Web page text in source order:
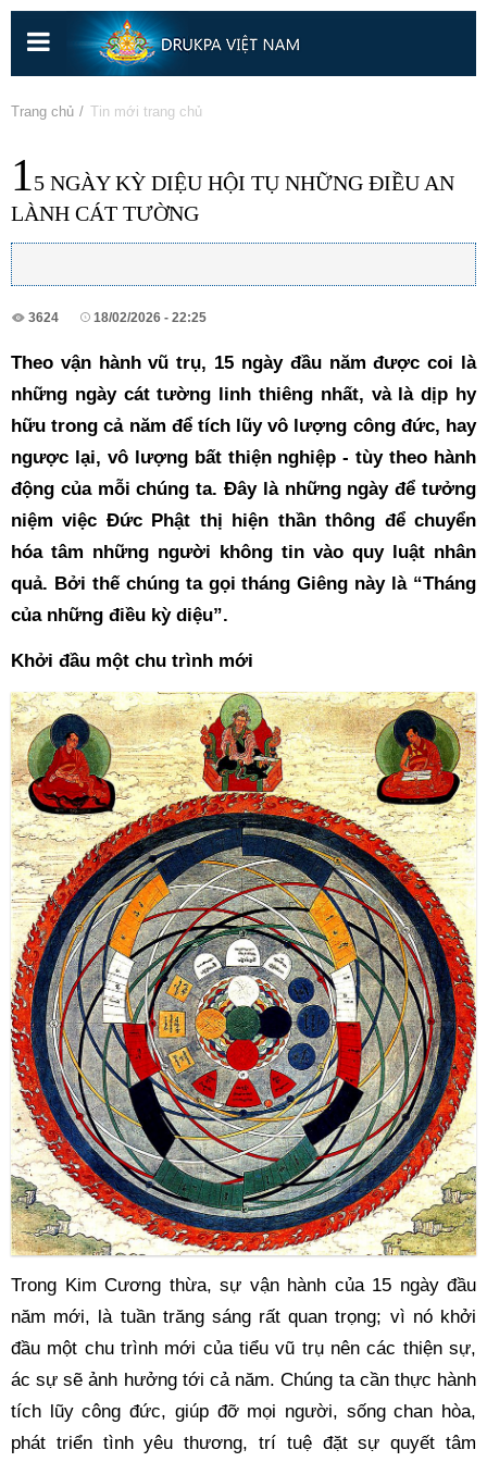
Nhảy
nội
dung
Trang chủ » Tin mới trang chủ
15 NGÀY KỲ DIỆU HỘI TỤ NHỮNG ĐIỀU AN
LÀNH CÁT TƯỜNG
3624 18/02/2026 - 22:25
Theo vận hành vũ trụ, 15 ngày đầu năm được coi là
những ngày cát tường linh thiêng nhất, và là dịp hy
hữu trong cả năm để tích lũy vô lượng công đức, hay
ngược lại, vô lượng bất thiện nghiệp - tùy theo hành
động của mỗi chúng ta. Đây là những ngày để tưởng
niệm việc Đức Phật thị hiện thần thông để chuyển
hóa tâm những người không tin vào quy luật nhân
quả. Bởi thế chúng ta gọi tháng Giêng này là “Tháng
của những điều kỳ diệu”.
Khởi đầu một chu trình mới
Trong Kim Cương thừa, sự vận hành của 15 ngày đầu
năm mới, là tuần trăng sáng rất quan trọng; vì nó khởi
đầu một chu trình mới của tiểu vũ trụ nên các thiện sự,
ác sự sẽ ảnh hưởng tới cả năm. Chúng ta cần thực hành
tích lũy công đức, giúp đỡ mọi người, sống chan hòa,
phát triển tình yêu thương, trí tuệ đặt sự quyết tâm